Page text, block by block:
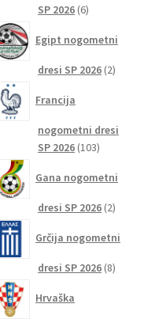
SP 2026 66
Egipt nogometni
dresi SP 2026 22
Francija
nogometni dresi
SP 2026 103103
Gana nogometni
dresi SP 2026 22
Grčija nogometni
dresi SP 2026 88
Hrvaška